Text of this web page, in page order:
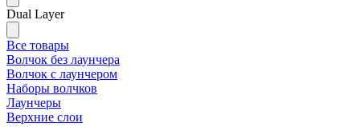
Dual Layer
Все товары
Волчок без лаунчера
Волчок с лаунчером
Наборы волчков
Лаунчеры
Верхние слои